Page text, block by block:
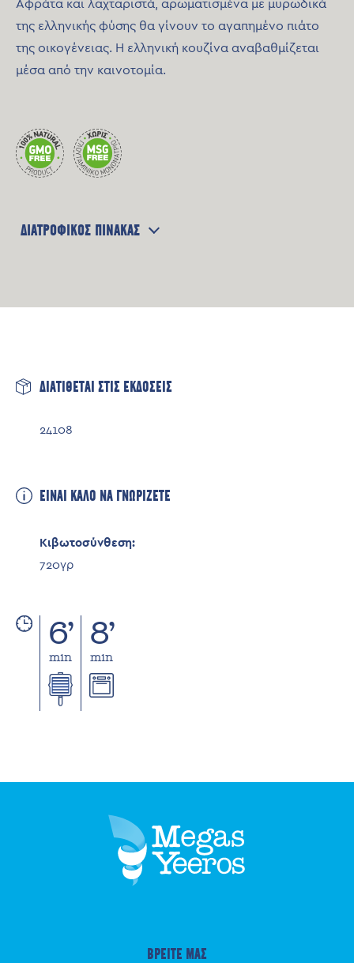
Αφράτα και λαχταριστά, αρωματισμένα με μυρωδικά
της ελληνικής φύσης θα γίνουν το αγαπημένο πιάτο
της οικογένειας. H ελληνική κουζίνα αναβαθμίζεται
μέσα από την καινοτομία.
ΔΙΑΤΡΟΦΙΚΟΣ ΠΙΝΑΚΑΣ
εκ των οποίων Σάκχαρα
ΔΙΑΤΙΘΕΤΑΙ ΣΤΙΣ ΕΚΔΟΣΕΙΣ
24108
ΕΙΝΑΙ ΚΑΛΟ ΝΑ ΓΝΩΡΙΖΕΤΕ
Κιβωτοσύνθεση:
720γρ
6’ 8’
ΒΡΕΙΤΕ ΜΑΣ